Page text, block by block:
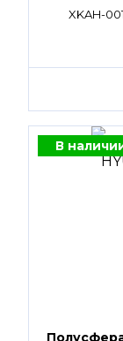
XKAH-
В